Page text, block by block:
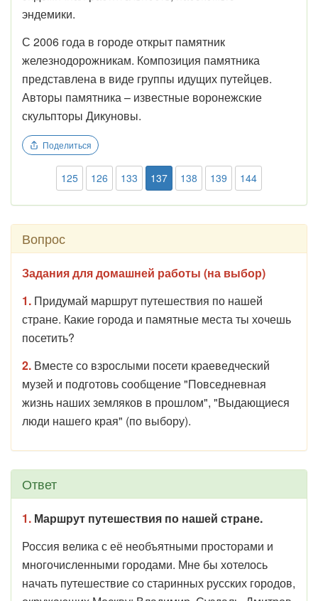
эндемики.
С 2006 года в городе открыт памятник
железнодорожникам. Композиция памятника
представлена в виде группы идущих путейцев.
Авторы памятника – известные воронежские
скульпторы Дикуновы.
Поделиться
125 126 133 137 138 139 144
Вопрос
Задания для домашней работы (на выбор)
1. Придумай маршрут путешествия по нашей
стране. Какие города и памятные места ты хочешь
посетить?
2. Вместе со взрослыми посети краеведческий
музей и подготовь сообщение "Повседневная
жизнь наших земляков в прошлом", "Выдающиеся
люди нашего края" (по выбору).
Ответ
1. Маршрут путешествия по нашей стране.
Россия велика с её необъятными просторами и
многочисленными городами. Мне бы хотелось
начать путешествие со старинных русских городов,